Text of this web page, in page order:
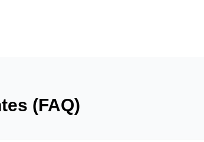
(FAQ)